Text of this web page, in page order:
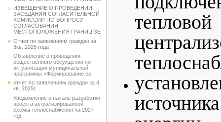
ИЗВЕЩЕНИЕ О ПРОВЕДЕНИИ
ЗАСЕДАНИЯ СОГЛАСИТЕЛЬНОЙ
КОМИССИИ ПО ВОПРОСУ
СОГЛАСОВАНИЯ
МЕСТОПОЛОЖЕНИЯ ГРАНИЦ ЗЕ
Отчет по заявлениям граждан за
3кв. 2025 года
Объявление о проведении
общественного обсуждения по
актуализации муниципальной
программы «Формирование со
отчет по заявлениям граждан за 4
кв. 2025г.
Уведомление о начале разработки
проекта актуализированной
схемы теплоснабжения на 2027
год